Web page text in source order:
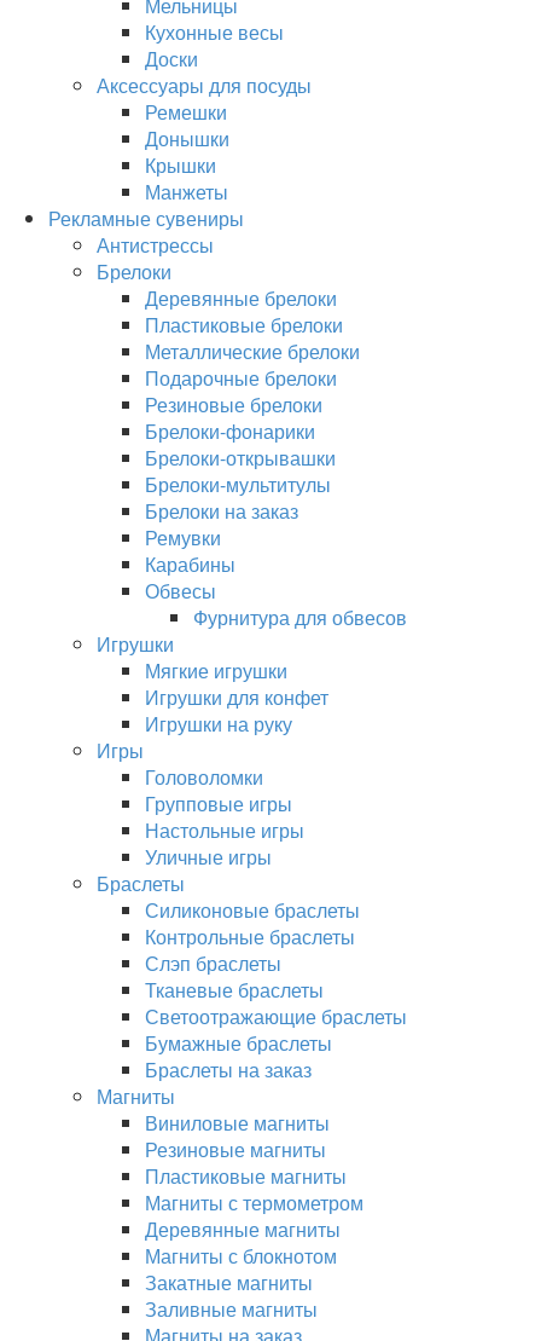
Кухонные весы
Доски
Аксессуары для посуды
Ремешки
Донышки
Крышки
Манжеты
Рекламные сувениры
Антистрессы
Брелоки
Деревянные брелоки
Пластиковые брелоки
Металлические брелоки
Подарочные брелоки
Резиновые брелоки
Брелоки-фонарики
Брелоки-открывашки
Брелоки-мультитулы
Брелоки на заказ
Ремувки
Карабины
Обвесы
Фурнитура для обвесов
Игрушки
Мягкие игрушки
Игрушки для конфет
Игрушки на руку
Игры
Головоломки
Групповые игры
Настольные игры
Уличные игры
Браслеты
Силиконовые браслеты
Контрольные браслеты
Слэп браслеты
Тканевые браслеты
Светоотражающие браслеты
Бумажные браслеты
Браслеты на заказ
Магниты
Виниловые магниты
Резиновые магниты
Пластиковые магниты
Магниты с термометром
Деревянные магниты
Магниты с блокнотом
Закатные магниты
Заливные магниты